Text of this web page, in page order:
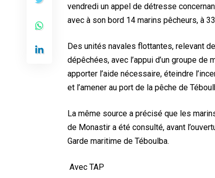
vendredi un appel de détresse
avec à son bord 14 marins pêcheurs, à
Des unités navales flottantes, relevant
dépêchées, avec l’appui d’un groupe
apporter l’aide nécessaire, éteindre
et l’amener au port de la pêche de
La même source a précisé que les
de Monastir a été consulté, avant
Garde maritime de Téboulba.
Avec TAP